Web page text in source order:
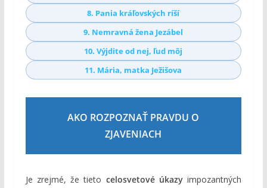
8. Pania kráľovských ríší
9. Nemravná žena Jezábel
10. Výjdite od nej, ľud môj
11. Mária, matka Ježišova
AKO ROZPOZNAŤ PRAVDU O
ZJAVENIACH
Je zrejmé, že tieto celosvetové úkazy impozantných